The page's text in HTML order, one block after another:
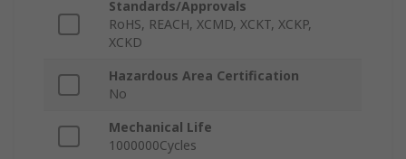
Standards/Approvals
RoHS, REACH, XCMD, XCKT, XCKP,
XCKD
Hazardous Area Certification
No
Mechanical Life
1000000Cycles